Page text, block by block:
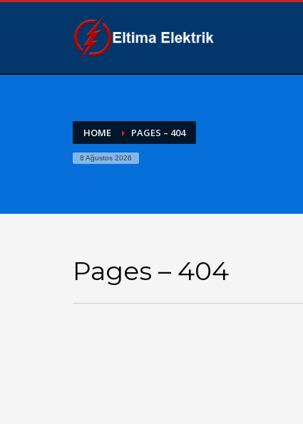
HOME PAGES – 404
8 Ağustos 2026
Pages – 404